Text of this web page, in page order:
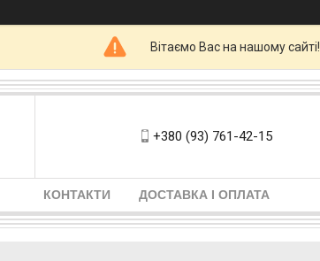
Вітаємо Вас на нашому сайті!
+380 (93) 761-42-15
КОНТАКТИ ДОСТАВКА І ОПЛАТА